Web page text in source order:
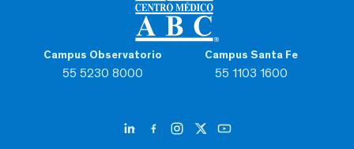
Campus Observatorio
55 5230 8000
Campus Santa Fe
55 1103 1600